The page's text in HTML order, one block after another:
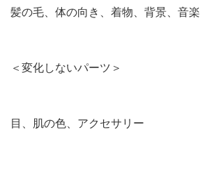
髪の毛、体の向き、着物、背景、音楽
＜変化しないパーツ＞
目、肌の色、アクセサリー